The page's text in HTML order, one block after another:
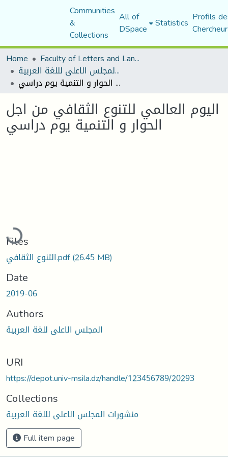
Communities
&
Collections
All of
DSpace Statistics Profils
Home
Faculty of Letters and Languages
منشورات المجلس الاعلى لللغة العربية
اليوم العالمي للتنوع الثقافي من اجل الحوار و التنمية يوم دراسي
اليوم العالمي للتنوع الثقافي من اجل
الحوار و التنمية يوم دراسي
Files
التنوع الثقافي.pdf(26.45 MB)
Date
2019-06
Authors
المجلس الاعلى للغة العربية
URI
https://depot.univ-msila.dz/handle/123456789/20293
Collections
منشورات المجلس الاعلى لللغة العربية
Full item page